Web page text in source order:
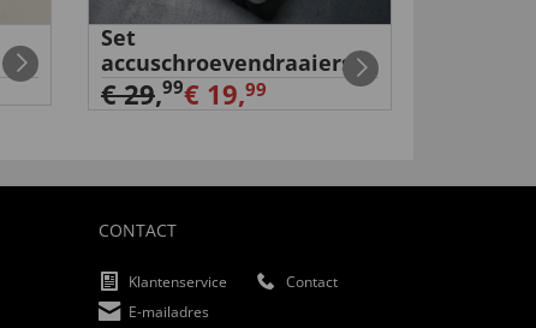
Set
accuschroevendraaiers
€ 29,99€ 19,99
CONTACT
Klantenservice
Contact
E-mailadres